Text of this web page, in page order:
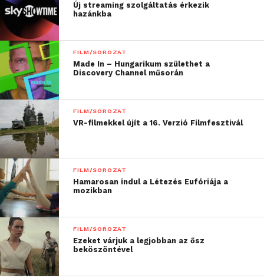
Új streaming szolgáltatás érkezik
hazánkba
FILM/SOROZAT
Made In – Hungarikum születhet a
Discovery Channel műsorán
FILM/SOROZAT
VR-filmekkel újít a 16. Verzió Filmfesztivál
FILM/SOROZAT
Hamarosan indul a Létezés Eufóriája a
mozikban
FILM/SOROZAT
Ezeket várjuk a legjobban az ősz
beköszöntével